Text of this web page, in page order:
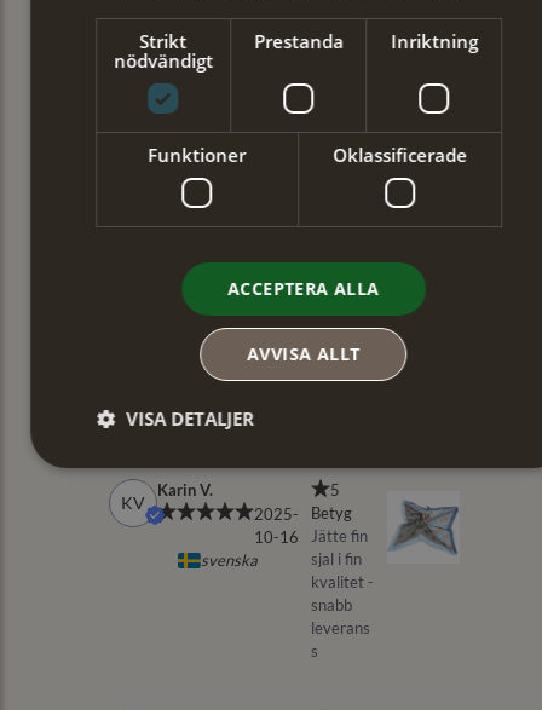
Strikt
nödvändigt
Prestanda Inriktning
Funktioner Oklassificerade
ACCEPTERA ALLA
AVVISA ALLT
VISA DETALJER